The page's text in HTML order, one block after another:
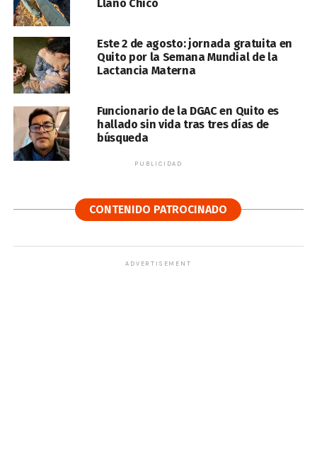
Llano Chico
Este 2 de agosto: jornada gratuita en
Quito por la Semana Mundial de la
Lactancia Materna
Funcionario de la DGAC en Quito es
hallado sin vida tras tres días de
búsqueda
PUBLICIDAD
CONTENIDO PATROCINADO
ADVERTISEMENT